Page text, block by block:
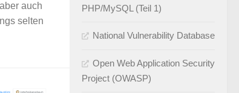
auch
selten
PHP/MySQL (Teil 1)
National Vulnerability Database
Open Web Application Security
Project (OWASP)